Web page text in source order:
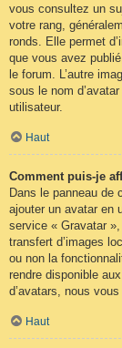
vous consultez un
votre rang,
ronds. Elle permet
que vous avez
le forum. L’autre
sous le nom
utilisateur.
Haut
Comment puis-je
Dans le panneau de
ajouter un avatar en
service « Gravatar
transfert d’images
ou non la
rendre disponible
d’avatars, nous
Haut